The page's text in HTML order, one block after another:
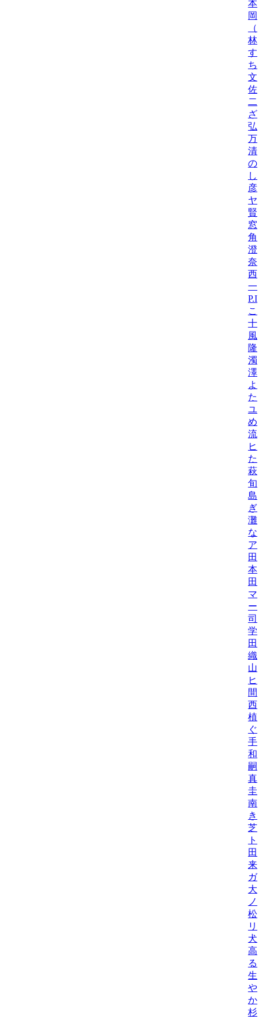
本
岡
林
す
ち
文
佐
二
ざ
弘/
万
清
の/
し
彦
ヤ
賢
窓
角
澄/
奈
西
一/
こ
十
風
隆/
濁/
澤
よ
た
ユ
め
流
ヒ
た
萩
旬/
島
ぎ
灘
な
ア
田
本
田
マ
ー
司/
学/
田
織/
山
ヒ
間
西
植
ぐ
手
和/
嗣/
真/
圭
南
き
芝
ト
田
来/
ガ
大
ノ
松
リ
犬
高
る
生
や
か
杉